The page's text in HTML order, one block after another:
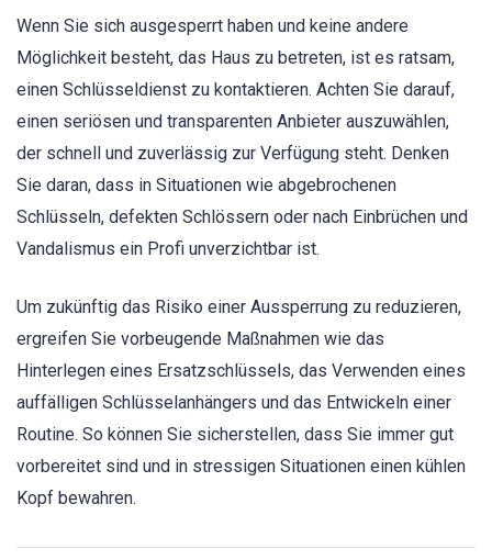
Wenn Sie sich ausgesperrt haben und keine andere
Möglichkeit besteht, das Haus zu betreten, ist es ratsam,
einen Schlüsseldienst zu kontaktieren. Achten Sie darauf,
einen seriösen und transparenten Anbieter auszuwählen,
der schnell und zuverlässig zur Verfügung steht. Denken
Sie daran, dass in Situationen wie abgebrochenen
Schlüsseln, defekten Schlössern oder nach Einbrüchen und
Vandalismus ein Profi unverzichtbar ist.
Um zukünftig das Risiko einer Aussperrung zu reduzieren,
ergreifen Sie vorbeugende Maßnahmen wie das
Hinterlegen eines Ersatzschlüssels, das Verwenden eines
auffälligen Schlüsselanhängers und das Entwickeln einer
Routine. So können Sie sicherstellen, dass Sie immer gut
vorbereitet sind und in stressigen Situationen einen kühlen
Kopf bewahren.